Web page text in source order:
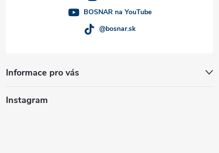
Informace pro vás
BOSNAR na YouTube
@bosnar.sk
Instagram